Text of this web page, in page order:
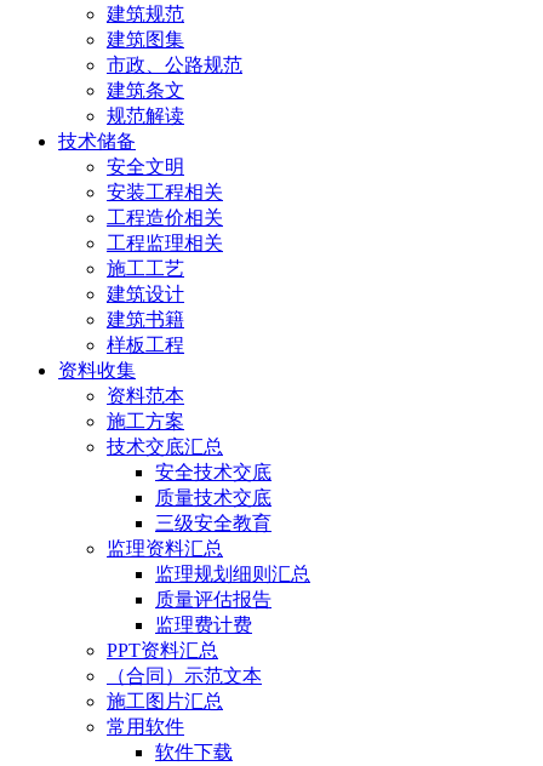
建筑规范
建筑图集
市政、公路规范
建筑条文
规范解读
技术储备
安全文明
安装工程相关
工程造价相关
工程监理相关
施工工艺
建筑设计
建筑书籍
样板工程
资料收集
资料范本
施工方案
技术交底汇总
安全技术交底
质量技术交底
三级安全教育
监理资料汇总
监理规划细则汇总
质量评估报告
监理费计费
PPT资料汇总
（合同）示范文本
施工图片汇总
常用软件
软件下载